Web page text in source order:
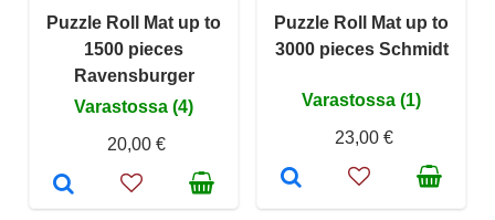
Puzzle Roll Mat up to
1500 pieces
Ravensburger
Varastossa (4)
20,00 €
Puzzle Roll Mat up to
3000 pieces Schmidt
Varastossa (1)
23,00 €